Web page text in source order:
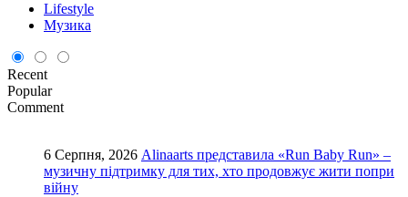
Lifestyle
Музика
Recent
Popular
Comment
6 Серпня, 2026 Alinaarts представила «Run Baby Run» –
музичну підтримку для тих, хто продовжує жити попри
війну